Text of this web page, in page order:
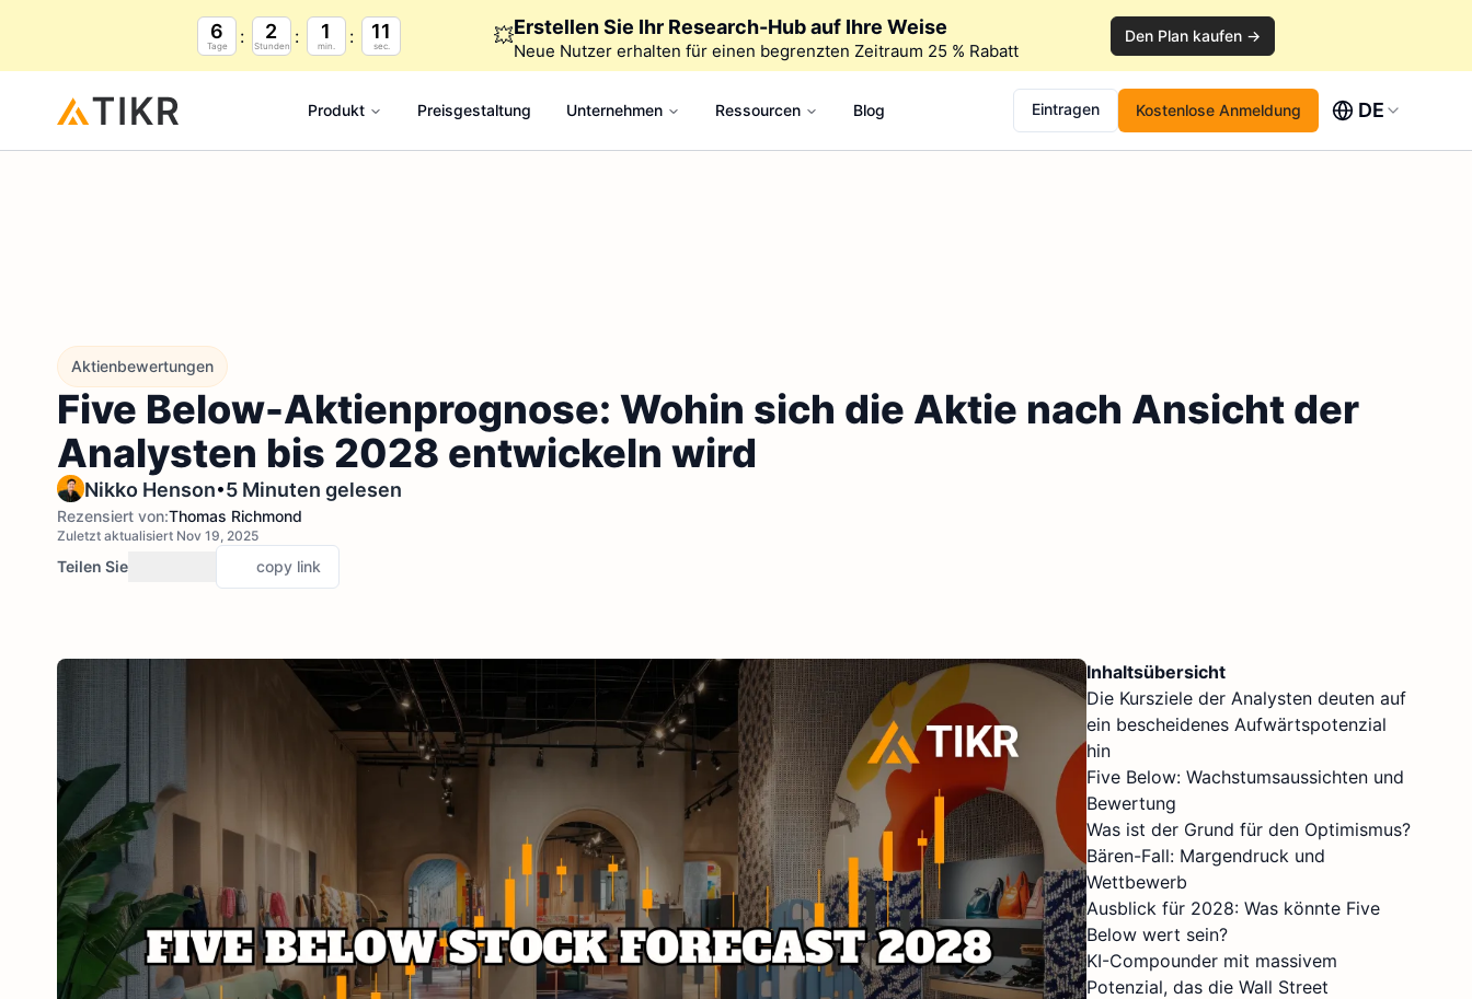
6
Tage
2
Stunden
1
min.
9
sec. 💥Erstellen Sie Ihr Research-Hub auf Ihre Weise
Neue Nutzer erhalten für einen begrenzten Zeitraum 25 % Rabatt
Den Plan kaufen →
Produkt Preisgestaltung Unternehmen Ressourcen Blog Eintragen Kostenlose Anmeldung DE
Aktienbewertungen
Five Below-Aktienprognose: Wohin sich die Aktie nach Ansicht der
Analysten bis 2028 entwickeln wird
Nikko Henson•5 Minuten gelesen
Rezensiert von:Thomas Richmond
Zuletzt aktualisiert Nov 19, 2025
Teilen Sie copy link
Inhaltsübersicht
Die Kursziele der Analysten deuten auf
ein bescheidenes Aufwärtspotenzial
hin
Five Below: Wachstumsaussichten und
Bewertung
Was ist der Grund für den Optimismus?
Bären-Fall: Margendruck und
Wettbewerb
Ausblick für 2028: Was könnte Five
Below wert sein?
KI-Compounder mit massivem
Potenzial, das die Wall Street